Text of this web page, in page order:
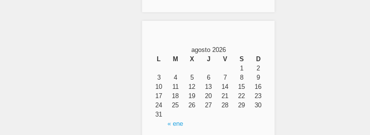
agosto 2026
L
M X J V S D
« ene
1
2
3
4 5 6 7 8
9
10
11 12 13 14 15
16
17
18 19 20 21 22
23
24
25 26 27 28 29
30
31